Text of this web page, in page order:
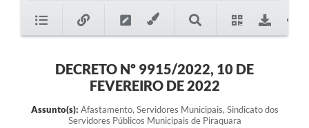
DECRETO Nº 9915/2022, 10 DE
FEVEREIRO DE 2022
Assunto(s): Afastamento, Servidores Municipais, Sindicato dos
Servidores Públicos Municipais de Piraquara